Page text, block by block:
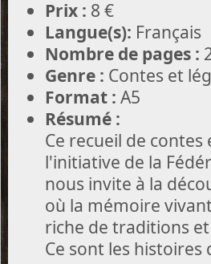
Prix : 8 €
Langue(s): Français
Nombre de pages :
Genre : Contes et
Format : A5
Résumé :
Ce recueil de
l'initiative de la
nous invite à la
où la mémoire
riche de traditions
Ce sont les